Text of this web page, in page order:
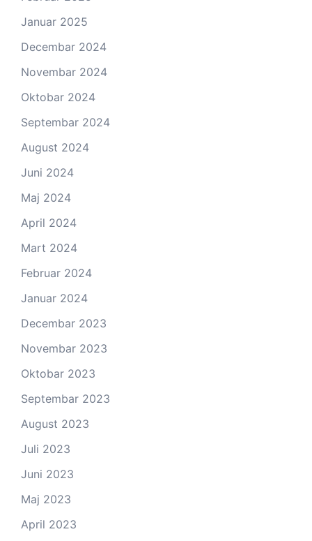
Januar 2025
Decembar 2024
Novembar 2024
Oktobar 2024
Septembar 2024
August 2024
Juni 2024
Maj 2024
April 2024
Mart 2024
Februar 2024
Januar 2024
Decembar 2023
Novembar 2023
Oktobar 2023
Septembar 2023
August 2023
Juli 2023
Juni 2023
Maj 2023
April 2023